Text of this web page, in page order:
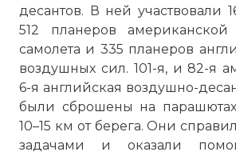
десантов. В ней участвовали
512 планеров
самолета и 335 планеров
воздушных сил. 101-я, и 82-я
6-я английская воздушно-
были сброшены на
10–15 км от берега. Они
задачами и оказали